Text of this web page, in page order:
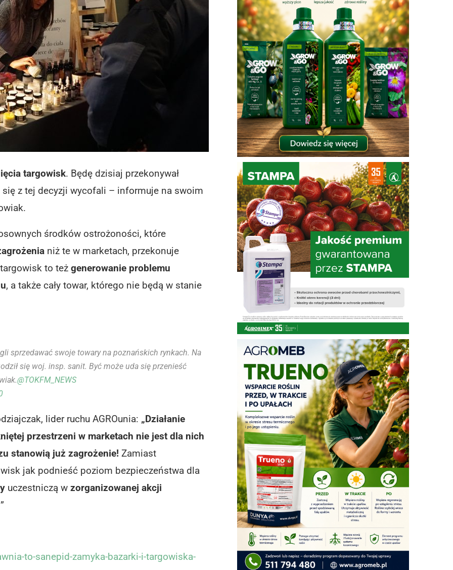
targowisk. Będę dzisiaj przekonywał
z tej decyzji wycofali – informuje na swoim
środków ostrożoności, które
niż te w marketach, przekonuje
to też generowanie problemu
, a także cały towar, którego nie będą w stanie
sprzedawać swoje towary na poznańskich rynkach. Na
się woj. insp. sanit. Być może uda się przenieść
@TOKFM_NEWS
lider ruchu AGROunia: „Działanie
przestrzeni w marketach nie jest dla nich
stanowią już zagrożenie! Zamiast
jak podnieść poziom bezpieczeństwa dla
uczestniczą w zorganizowanej akcji
to-sanepid-zamyka-bazarki-i-targowiska-